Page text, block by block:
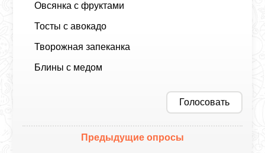
Овсянка с фруктами
Тосты с авокадо
Творожная запеканка
Блины с медом
Голосовать
Предыдущие опросы